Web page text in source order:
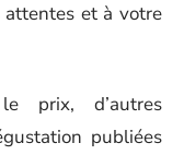
et à votre
prix, d’autres
publiées